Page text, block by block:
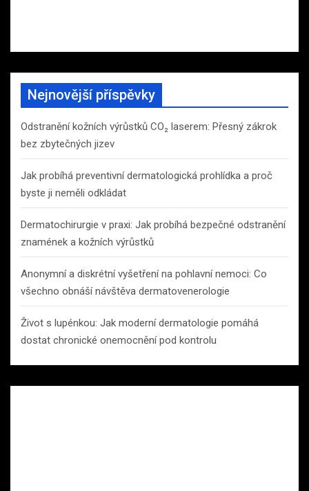
Nejnovější příspěvky
Odstranění kožních výrůstků CO₂ laserem: Přesný zákrok
bez zbytečných jizev
Jak probíhá preventivní dermatologická prohlídka a proč
byste ji neměli odkládat
Dermatochirurgie v praxi: Jak probíhá bezpečné odstranění
znamének a kožních výrůstků
Anonymní a diskrétní vyšetření na pohlavní nemoci: Co
všechno obnáší návštěva dermatovenerologie
Život s lupénkou: Jak moderní dermatologie pomáhá
dostat chronické onemocnění pod kontrolu